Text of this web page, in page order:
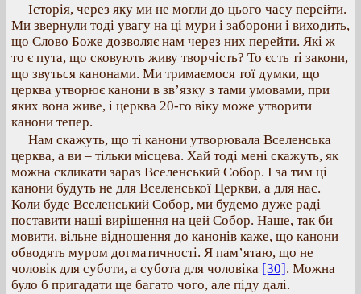
Історія, через яку ми не могли до цього часу перейти.
Ми звернули тоді увагу на ці мури і заборони і виходить,
що Слово Боже дозволяє нам через них перейти. Які ж
то є пута, що сковують живу творчість? То єсть ті закони,
що звуться канонами. Ми тримаємося тої думки, що
церква утворює канони в зв’язку з тами умовами, при
яких вона живе, і церква 20-го віку може утворити
канони тепер.
Нам скажуть, що ті канони утворювала Вселенська
церква, а ви – тільки місцева. Хай тоді мені скажуть, як
можна скликати зараз Вселенський Собор. І за тим ці
канони будуть не для Вселенської Церкви, а для нас.
Коли буде Вселенський Собор, ми будемо дуже раді
поставити наші вирішення на цей Собор. Наше, так би
мовити, вільне відношення до канонів каже, що канони
обводять муром догматичності. Я пам’ятаю, що не
чоловік для суботи, а субота для чоловіка [30]. Можна
було б пригадати ще багато чого, але піду далі.